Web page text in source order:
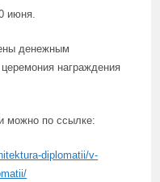
июня.
денежным
награждения
можно по ссылке:
diplomatii/v-